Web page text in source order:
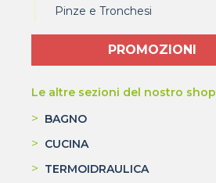
Pinze e Tronchesi
PROMOZIONI
Le altre sezioni del nostro shop
> BAGNO
> CUCINA
> TERMOIDRAULICA